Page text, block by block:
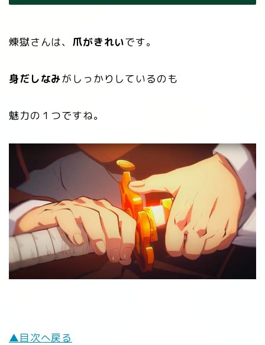
煉󠄁獄さんは、 爪がきれいです。
身だしなみがしっかりしているのも
魅力の１つですね。
▲目次へ戻る